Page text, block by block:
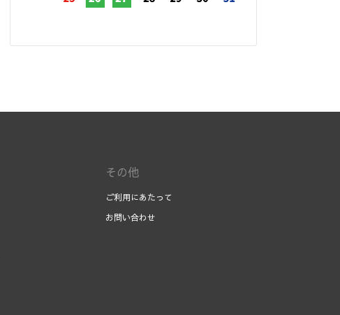
その他
ご利用にあたって
お問い合わせ